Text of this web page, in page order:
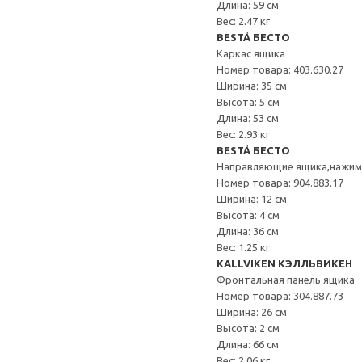
Длина: 59 см
Вес: 2.47 кг
BESTÅ БЕСТО
Каркас ящика
Номер товара: 403.630.27
Ширина: 35 см
Высота: 5 см
Длина: 53 см
Вес: 2.93 кг
BESTÅ БЕСТО
Направляющие
Номер товара: 904.883.17
Ширина: 12 см
Высота: 4 см
Длина: 36 см
Вес: 1.25 кг
KALLVIKEN КЭЛЛЬВИКЕН
Фронтальная панель ящика
Номер товара: 304.887.73
Ширина: 26 см
Высота: 2 см
Длина: 66 см